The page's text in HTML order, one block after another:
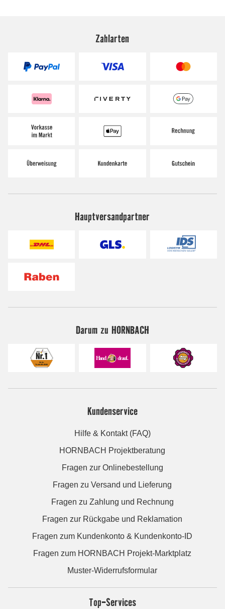
Zahlarten
Hauptversandpartner
Darum zu HORNBACH
Kundenservice
Hilfe & Kontakt (FAQ)
HORNBACH Projektberatung
Fragen zur Onlinebestellung
Fragen zu Versand und Lieferung
Fragen zu Zahlung und Rechnung
Fragen zur Rückgabe und Reklamation
Fragen zum Kundenkonto & Kundenkonto-ID
Fragen zum HORNBACH Projekt-Marktplatz
Muster-Widerrufsformular
Top-Services